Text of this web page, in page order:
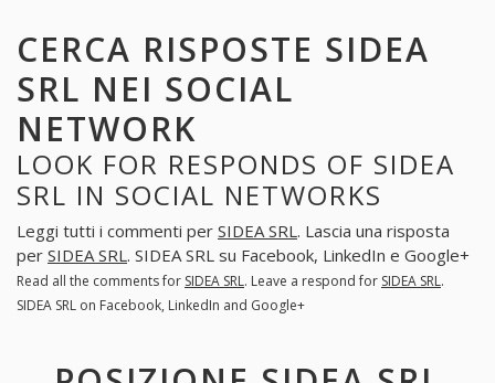
CERCA RISPOSTE SIDEA
SRL NEI SOCIAL
NETWORK
LOOK FOR RESPONDS OF SIDEA
SRL IN SOCIAL NETWORKS
Leggi tutti i commenti per SIDEA SRL. Lascia una risposta
per SIDEA SRL. SIDEA SRL su Facebook, LinkedIn e Google+
Read all the comments for SIDEA SRL. Leave a respond for SIDEA SRL.
SIDEA SRL on Facebook, LinkedIn and Google+